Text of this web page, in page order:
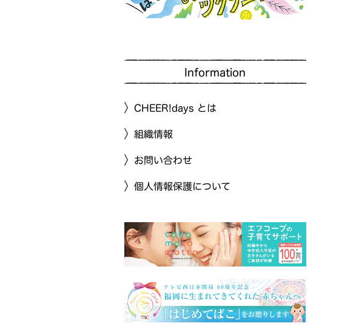
Information
CHEER!days とは
組織情報
お問い合わせ
個人情報保護について